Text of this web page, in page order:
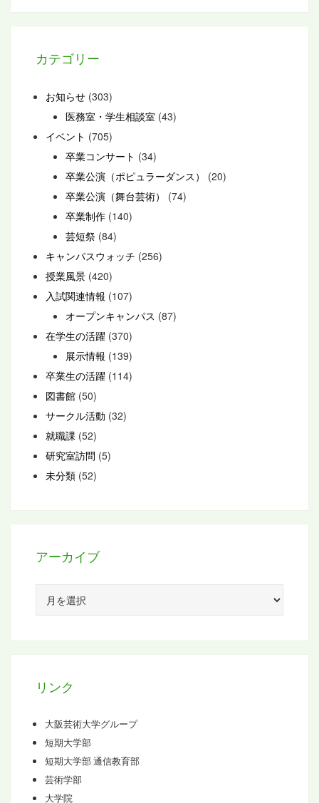
カテゴリー
お知らせ (303)
医務室・学生相談室 (43)
イベント (705)
卒業コンサート (34)
卒業公演（ポピュラーダンス）
(20)
卒業公演（舞台芸術）
(74)
卒業制作 (140)
芸短祭 (84)
キャンパスウォッチ (256)
授業風景 (420)
入試関連情報 (107)
オープンキャンパス (87)
在学生の活躍 (370)
展示情報 (139)
卒業生の活躍 (114)
図書館 (50)
サークル活動 (32)
就職課 (52)
研究室訪問 (5)
未分類 (52)
アーカイブ
カ
リンク
大阪芸術大学グループ
短期大学部
短期大学部 通信教育部
芸術学部
大学院